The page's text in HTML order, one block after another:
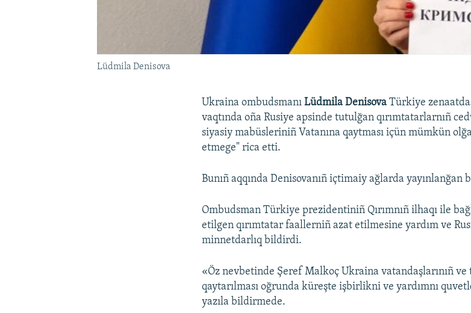
Lüdmila Denisova
Ukraina ombudsmanıLüdmila Denisova Türkiye
vaqtında oña Rusiye apsinde tutulğan qırımtatarlarnıñ
siyasiy mabüsleriniñ Vatanına qaytması içün mümkün
etmege" rica etti.
Bunıñ aqqında Denisovanıñ içtimaiy ağlarda yayınlanğan
Ombudsman Türkiye prezidentiniñ Qırımnıñ ilhaqı ile
etilgen qırımtatar faallerniñ azat etilmesine yardım ve
minnetdarlıq bildirdi.
«Öz nevbetinde Şeref Malkoç Ukraina vatandaşlarınıñ ve
qaytarılması oğrunda küreşte işbirlikni ve yardımnı
yazıla bildirmede.